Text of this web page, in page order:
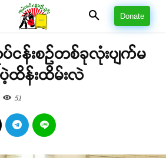
Donate
လုပ်ငန်းစဉ်တစ်ခုလုံးပျက်မ
ထိန်းထိမ်းလဲ
51